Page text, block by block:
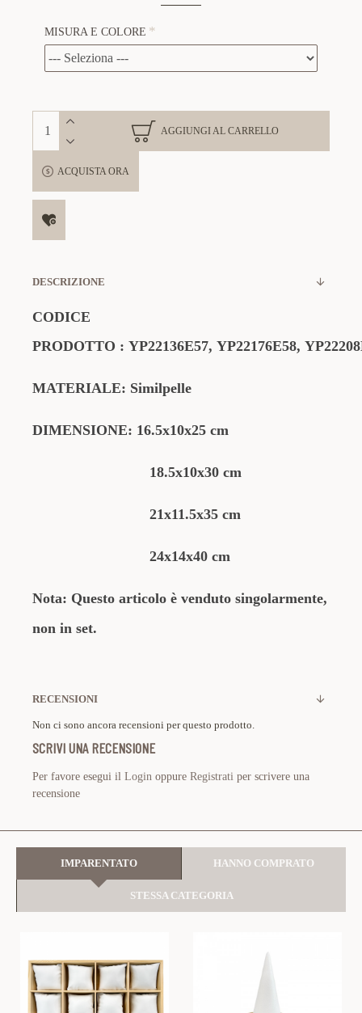
MISURA E COLORE
AGGIUNGI AL CARRELLO
ACQUISTA ORA
DESCRIZIONE
CODICE
PRODOTTO : YP22136E57, YP22176E58,
MATERIALE: Similpelle
DIMENSIONE: 16.5x10x25 cm
18.5x10x30 cm
21x11.5x35 cm
24x14x40 cm
Nota: Questo articolo è venduto singolarmente,
non in set.
RECENSIONI
Non ci sono ancora recensioni per questo prodotto.
SCRIVI UNA RECENSIONE
Per favore esegui il Login oppure Registrati per scrivere una
recensione
IMPARENTATO HANNO COMPRATO
STESSA CATEGORIA